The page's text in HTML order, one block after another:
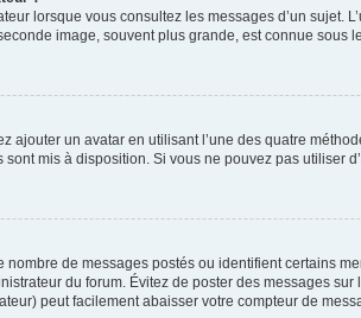
lorsque vous consultez les messages d’un
image, souvent plus grande, est connue sous
ajouter un avatar en utilisant l’une des quatre
mis à disposition. Si vous ne pouvez pas utiliser
de messages postés ou identifient certains
du forum. Évitez de poster des messages
peut facilement abaisser votre compteur de